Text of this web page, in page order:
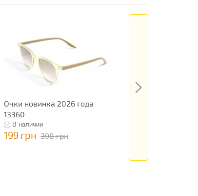
Очки новинка 2026 года
13360
В наличии
199 грн 398 грн